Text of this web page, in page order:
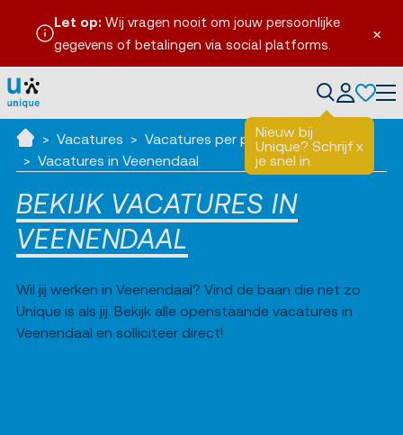
×
Let op: Wij vragen nooit om jouw persoonlijke
gegevens of betalingen via social platforms.
Nieuw bij
Unique? Schrijf
je snel in.
x
Ik zoek werk
Vacatures
Vacatures per plaats
Vacatures in Veenendaal
BEKIJK VACATURES IN
VEENENDAAL
Wil jij werken in Veenendaal? Vind de baan die net zo
Unique is als jij. Bekijk alle openstaande vacatures in
Veenendaal en solliciteer direct!